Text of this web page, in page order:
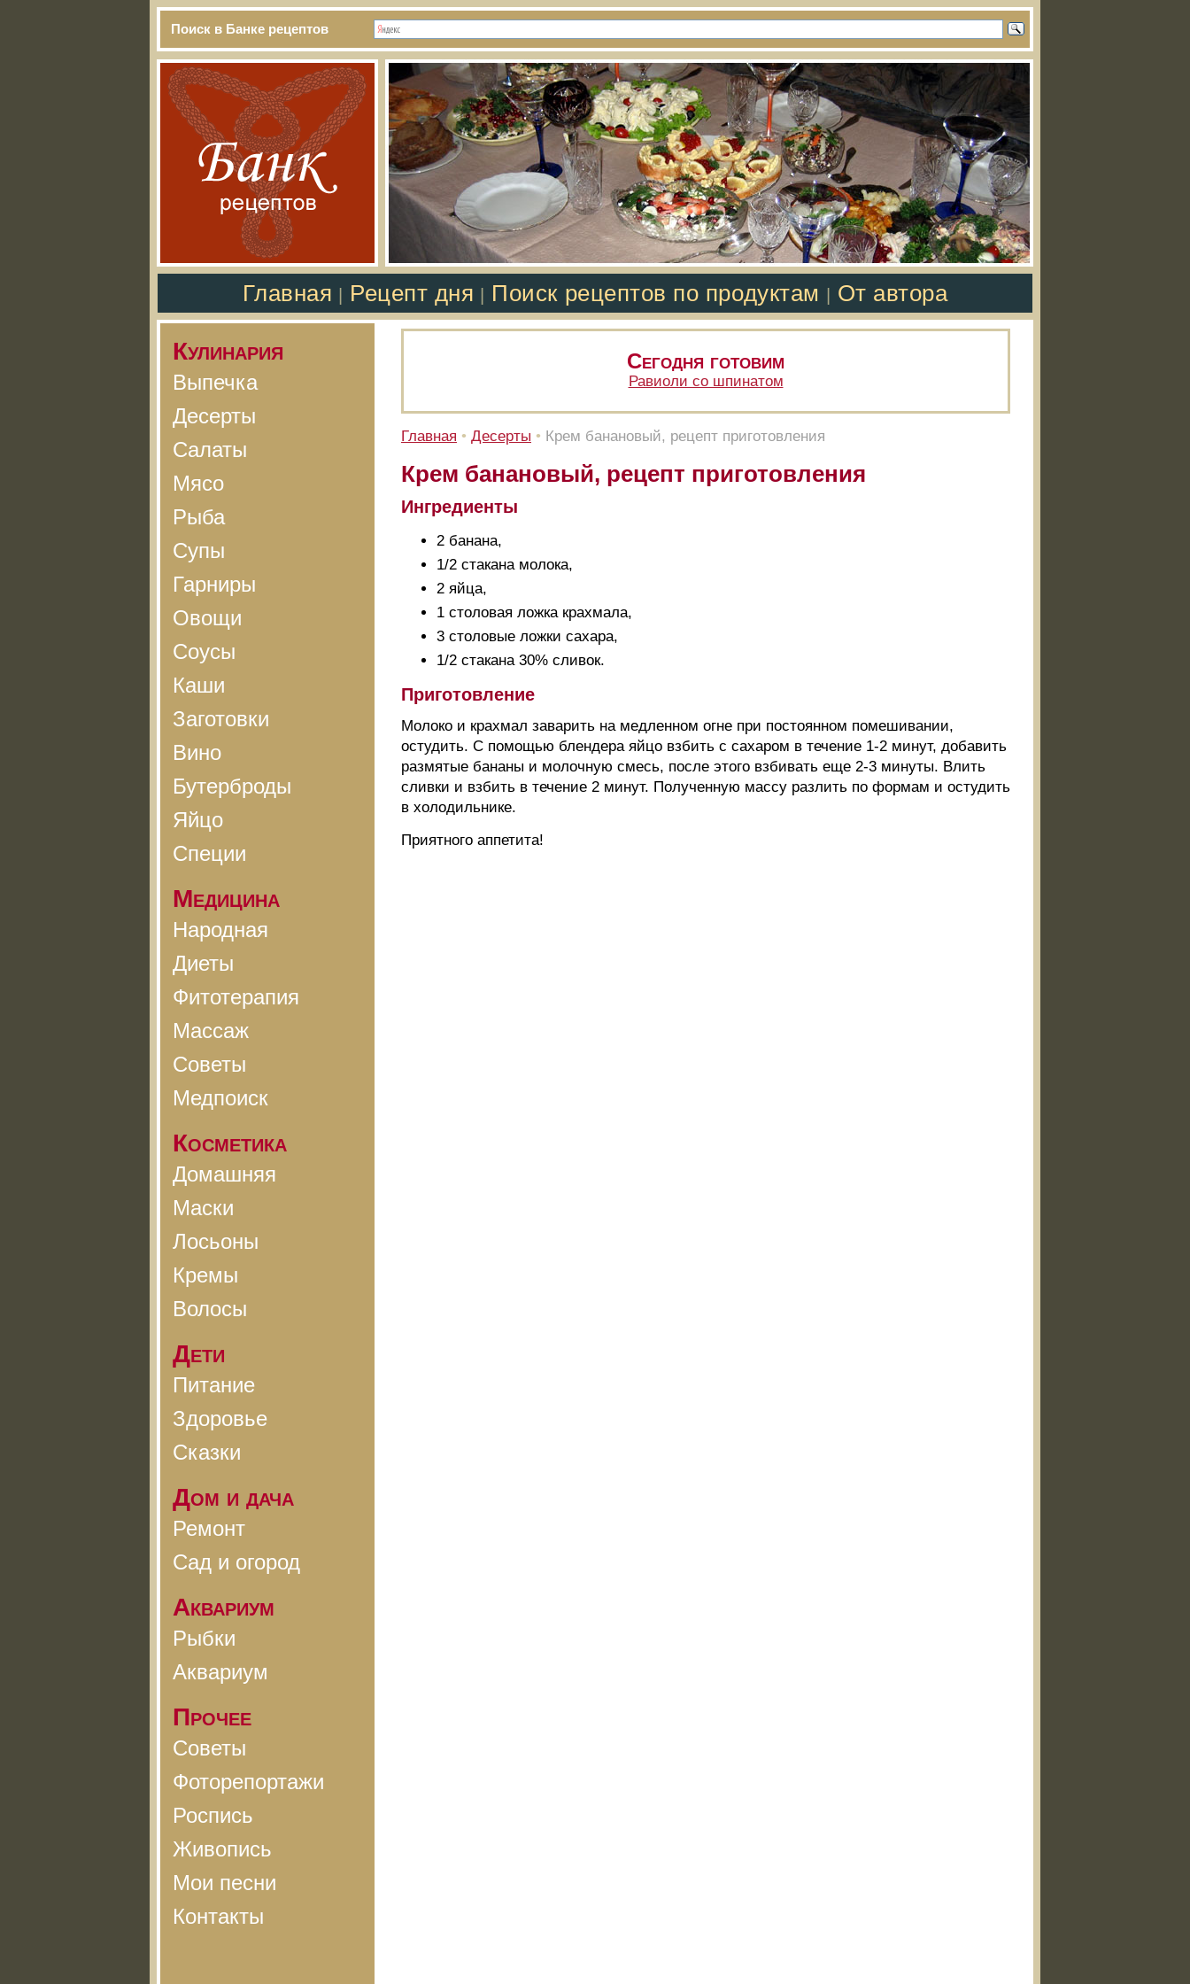
Поиск в Банке рецептов
Главная Рецепт дня Поиск рецептов по продуктам От автора
Кулинария
Выпечка
Десерты
Салаты
Мясо
Рыба
Супы
Гарниры
Овощи
Соусы
Каши
Заготовки
Вино
Бутерброды
Яйцо
Специи
Медицина
Народная
Диеты
Фитотерапия
Массаж
Советы
Медпоиск
Косметика
Домашняя
Маски
Лосьоны
Кремы
Волосы
Дети
Питание
Здоровье
Сказки
Дом и дача
Ремонт
Сад и огород
Аквариум
Рыбки
Аквариум
Прочее
Советы
Фоторепортажи
Роспись
Живопись
Мои песни
Контакты
Сегодня готовим
Равиоли со шпинатом
Главная • Десерты • Крем банановый, рецепт приготовления
Крем банановый, рецепт приготовления
Ингредиенты
2 банана,
1/2 стакана молока,
2 яйца,
1 столовая ложка крахмала,
3 столовые ложки сахара,
1/2 стакана 30% сливок.
Приготовление
Молоко и крахмал заварить на медленном огне при постоянном помешивании,
остудить. С помощью блендера яйцо взбить с сахаром в течение 1-2 минут, добавить
размятые бананы и молочную смесь, после этого взбивать еще 2-3 минуты. Влить
сливки и взбить в течение 2 минут. Полученную массу разлить по формам и остудить
в холодильнике.
Приятного аппетита!